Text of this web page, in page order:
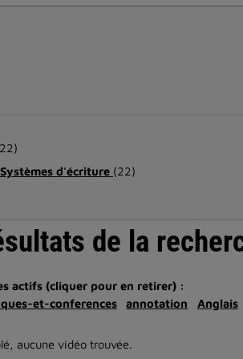
d'écriture (22)
de la
actifs (cliquer pour en retirer) :
et-conferences
annotation Anglais
aucune vidéo trouvée.